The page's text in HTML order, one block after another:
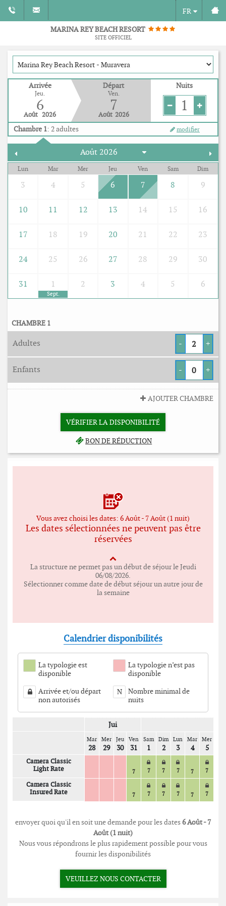
MARINA REY BEACH RESORT
SITE OFFICIEL
FR
Arrivée
Jeu.
6
Août 2026
Départ
Ven.
7
Août 2026
Nuits
1
Chambre 1: 2adultes modifier
Lun Mar Mer Jeu Ven Sam Dim
3 4 5 6 7 8 9
10 11 12 13 14 15 16
17 18 19 20 21 22 23
24 25 26 27 28 29 30
31 1
Sept.
2 3 4 5 6
CHAMBRE 1
Adultes - +
Enfants - +
AJOUTER CHAMBRE
VÉRIFIER LA DISPONIBILITÉ
BON DE RÉDUCTION
Vous avez choisi les dates: 6 Août - 7 Août (1 nuit)
Les dates sélectionnées ne peuvent pas être
réservées
La structure ne permet pas un début de séjour le Jeudi
06/08/2026.
Sélectionner comme date dedébut séjour un autre jour de
la semaine
Calendrier disponibilités
La typologie est
disponible
La typologie n’est pas
disponible
Arrivée et/ou départ
non autorisés
N
Nombre minimal de
nuits
Jui
Mar
28
Mer
29
Jeu
30
Ven
31
Sam
1
Dim
2
Lun
3
Mar
4
Mer
5
Camera Classic
Light Rate
7 7 7 7 7 7
Camera Classic
Insured Rate
7 7 7 7 7 7
envoyer quoi qu'il en soit une demande pour les dates6 Août - 7
Août (1 nuit)
Nous vous répondrons le plus rapidement possible pour vous
fournir les disponibilités
VEUILLEZ NOUS CONTACTER